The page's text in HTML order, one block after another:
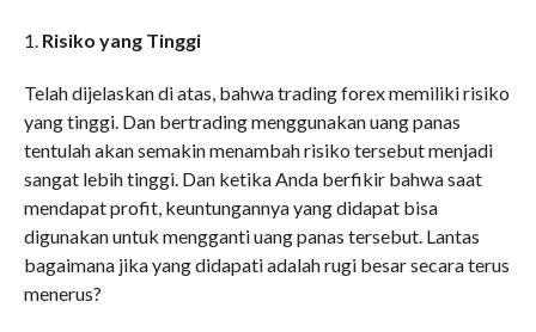
1. Risiko yang Tinggi
Telah dijelaskan di atas, bahwa trading forex memiliki risiko
yang tinggi. Dan bertrading menggunakan uang panas
tentulah akan semakin menambah risiko tersebut menjadi
sangat lebih tinggi. Dan ketika Anda berfikir bahwa saat
mendapat profit, keuntungannya yang didapat bisa
digunakan untuk mengganti uang panas tersebut. Lantas
bagaimana jika yang didapati adalah rugi besar secara terus
menerus?